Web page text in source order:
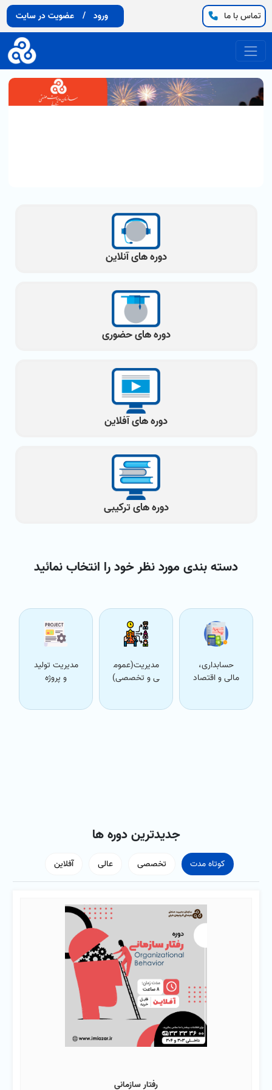
ورود / عضویت در سایت تماس با ما
دوره های آنلاین
دوره های حضوری
دوره های آفلاین
دوره های ترکیبی
دسته بندی مورد نظر خود را انتخاب نمائید
حسابداری،
مالی و اقتصاد
مدیریت(عموم
ی و تخصصی)
مدیریت تولید
و پروژه
جدیدترین دوره ها
کوتاه مدت تخصصی عالی آفلاین
رفتار سازمانی